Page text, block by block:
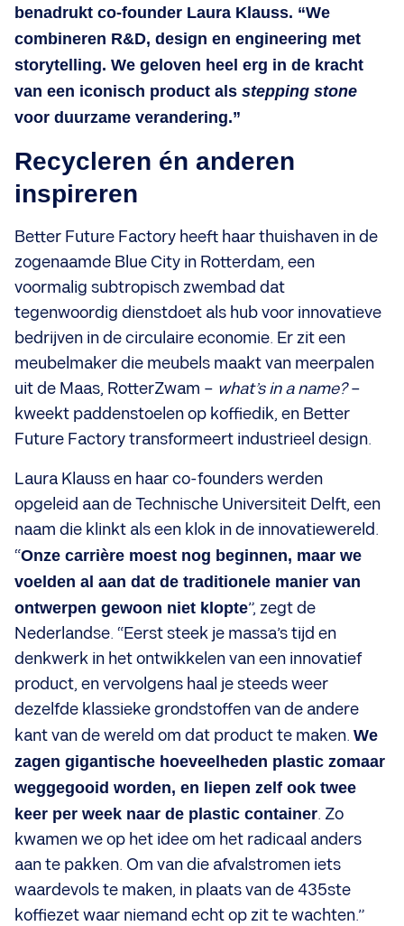
benadrukt co-founder Laura Klauss. “We
combineren R&D, design en engineering met
storytelling. We geloven heel erg in de kracht
van een iconisch product als stepping stone
voor duurzame verandering.”
Recycleren én anderen
inspireren
Better Future Factory heeft haar thuishaven in de
zogenaamde Blue City in Rotterdam, een
voormalig subtropisch zwembad dat
tegenwoordig dienstdoet als hub voor innovatieve
bedrijven in de circulaire economie. Er zit een
meubelmaker die meubels maakt van meerpalen
uit de Maas, RotterZwam – what’s in a name?–
kweekt paddenstoelen op koffiedik, en Better
Future Factory transformeert industrieel design.
Laura Klauss en haar co-founders werden
opgeleid aan de Technische Universiteit Delft, een
naam die klinkt als een klok in de innovatiewereld.
“Onze carrière moest nog beginnen, maar we
voelden al aan dat de traditionele manier van
ontwerpen gewoon niet klopte”, zegt de
Nederlandse. “Eerst steek je massa’s tijd en
denkwerk in het ontwikkelen van een innovatief
product, en vervolgens haal je steeds weer
dezelfde klassieke grondstoffen van de andere
kant van de wereld om dat product te maken. We
zagen gigantische hoeveelheden plastic zomaar
weggegooid worden, en liepen zelf ook twee
keer per week naar de plastic container. Zo
kwamen we op het idee om het radicaal anders
aan te pakken. Om van die afvalstromen iets
waardevols te maken, in plaats van de 435ste
koffiezet waar niemand echt op zit te wachten.”